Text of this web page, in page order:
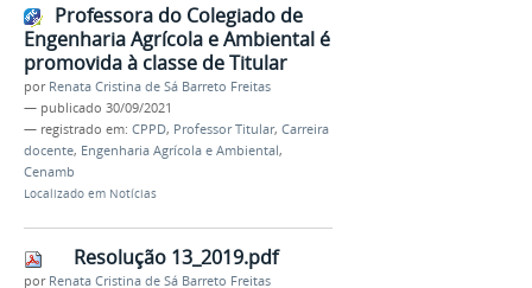
Professora do Colegiado de
Engenharia Agrícola e Ambiental é
promovida à classe de Titular
por Renata Cristina de Sá Barreto Freitas
— publicado 30/09/2021
— registrado em: CPPD, Professor Titular, Carreira
docente, Engenharia Agrícola e Ambiental,
Cenamb
Localizado em Notícias
Resolução 13_2019.pdf
por Renata Cristina de Sá Barreto Freitas